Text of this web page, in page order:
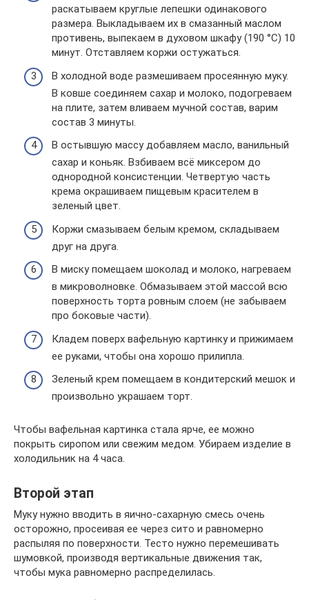
раскатываем круглые лепешки одинакового
размера. Выкладываем их в смазанный маслом
противень, выпекаем в духовом шкафу (190 °C) 10
минут. Отставляем коржи остужаться.
В холодной воде размешиваем просеянную муку.
В ковше соединяем сахар и молоко, подогреваем
на плите, затем вливаем мучной состав, варим
состав 3 минуты.
В остывшую массу добавляем масло, ванильный
сахар и коньяк. Взбиваем всё миксером до
однородной консистенции. Четвертую часть
крема окрашиваем пищевым красителем в
зеленый цвет.
Коржи смазываем белым кремом, складываем
друг на друга.
В миску помещаем шоколад и молоко, нагреваем
в микроволновке. Обмазываем этой массой всю
поверхность торта ровным слоем (не забываем
про боковые части).
Кладем поверх вафельную картинку и прижимаем
ее руками, чтобы она хорошо прилипла.
Зеленый крем помещаем в кондитерский мешок и
произвольно украшаем торт.
Чтобы вафельная картинка стала ярче, ее можно
покрыть сиропом или свежим медом. Убираем изделие в
холодильник на 4 часа.
Второй этап
Муку нужно вводить в яично-сахарную смесь очень
осторожно, просеивая ее через сито и равномерно
распыляя по поверхности. Тесто нужно перемешивать
шумовкой, производя вертикальные движения так,
чтобы мука равномерно распределилась.